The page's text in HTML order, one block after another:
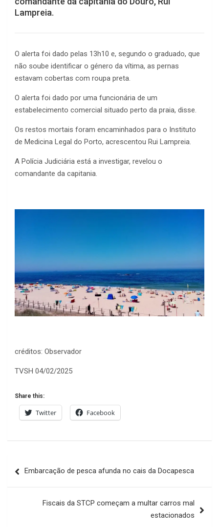
Lampreia.
O alerta foi dado pelas 13h10 e, segundo o graduado, que
não soube identificar o género da vítima, as pernas
estavam cobertas com roupa preta.
O alerta foi dado por uma funcionária de um
estabelecimento comercial situado perto da praia, disse.
Os restos mortais foram encaminhados para o Instituto
de Medicina Legal do Porto, acrescentou Rui Lampreia.
A Polícia Judiciária está a investigar, revelou o
comandante da capitania.
créditos: Observador
TVSH 04/02/2025
Share this:
Twitter Facebook
de
Embarcação de pesca afunda no cais da Docapesca
Fiscais da STCP começam a multar carros mal
estacionados